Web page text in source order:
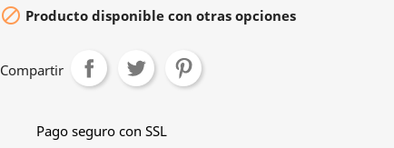
 Producto disponible con otras opciones
Compartir
Pago seguro con SSL